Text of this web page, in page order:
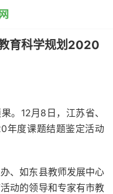
育科学规划2020
。12月8日，江苏省、
年度课题结题鉴定活动
、如东县教师发展中心
动的领导和专家有市教